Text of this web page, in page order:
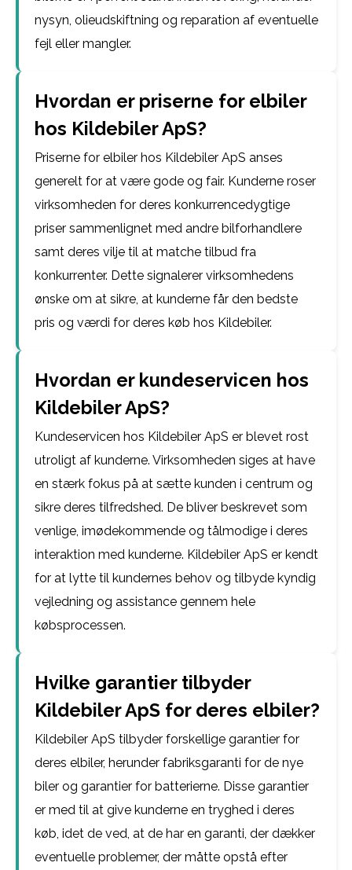
nysyn, olieudskiftning og reparation af eventuelle
fejl eller mangler.
Hvordan er priserne for elbiler
hos Kildebiler ApS?
Priserne for elbiler hos Kildebiler ApS anses
generelt for at være gode og fair. Kunderne roser
virksomheden for deres konkurrencedygtige
priser sammenlignet med andre bilforhandlere
samt deres vilje til at matche tilbud fra
konkurrenter. Dette signalerer virksomhedens
ønske om at sikre, at kunderne får den bedste
pris og værdi for deres køb hos Kildebiler.
Hvordan er kundeservicen hos
Kildebiler ApS?
Kundeservicen hos Kildebiler ApS er blevet rost
utroligt af kunderne. Virksomheden siges at have
en stærk fokus på at sætte kunden i centrum og
sikre deres tilfredshed. De bliver beskrevet som
venlige, imødekommende og tålmodige i deres
interaktion med kunderne. Kildebiler ApS er kendt
for at lytte til kundernes behov og tilbyde kyndig
vejledning og assistance gennem hele
købsprocessen.
Hvilke garantier tilbyder
Kildebiler ApS for deres elbiler?
Kildebiler ApS tilbyder forskellige garantier for
deres elbiler, herunder fabriksgaranti for de nye
biler og garantier for batterierne. Disse garantier
er med til at give kunderne en tryghed i deres
køb, idet de ved, at de har en garanti, der dækker
eventuelle problemer, der måtte opstå efter